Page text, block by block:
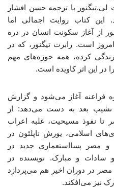
با ترجمه حسن افشار
کتاب روایت اجمالی اما
از آغاز سکونت انسان در دره‌
پیش، تا امروز است. رابرت تیگنور، که در
کرده، همه‌ حوزه‌های مهم
در این اثر کاویده است.
فراعنه آغاز می‌شود و گزارش
و نشیب بعد به دست می‌دهد: از
تا نفوذ مسیحیت، غلبه‌ اعراب
اسلامی، یورش ناپلئون در
و مصر پسااستعماری جدید در
سادات و مبارک. نویسنده در
مصر در دوران اخیر هم می‌پردازد
نیز می‌افکند.